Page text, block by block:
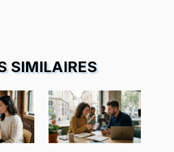
SIMILAIRES